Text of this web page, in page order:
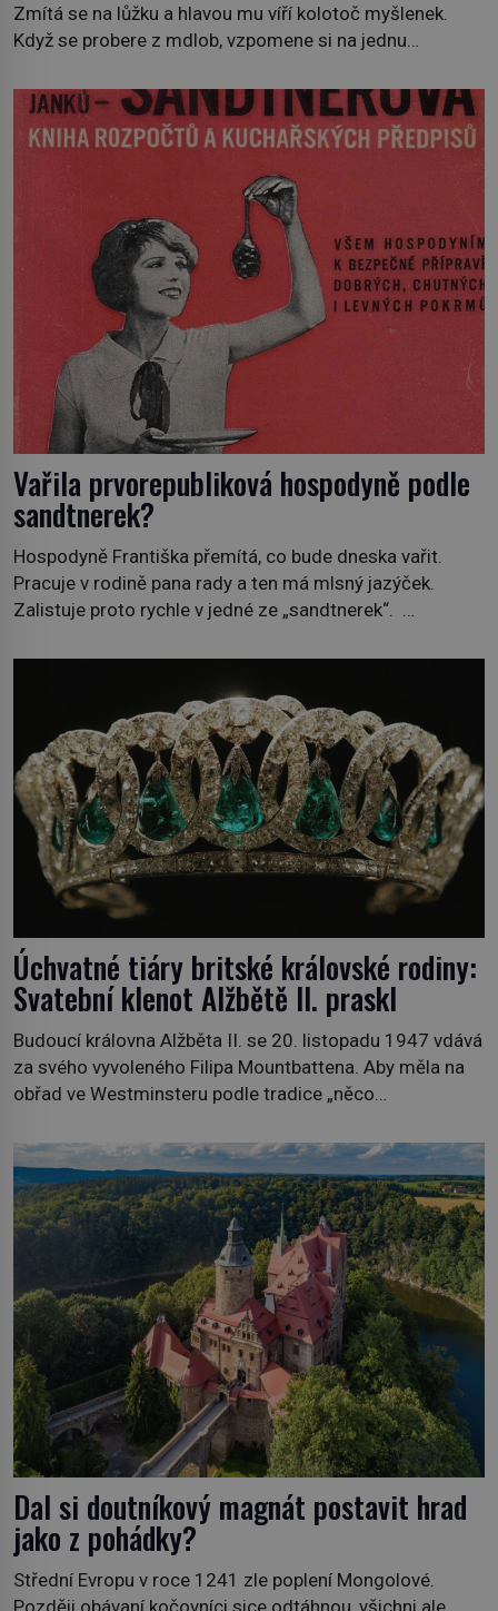
Zmítá se na lůžku a hlavou mu víří kolotoč myšlenek.
Když se probere z mdlob, vzpomene si na jednu
Prorokovala mu tragický osud. Tehdy se jí vysmál.
„Robespierre to dotáhne hodně daleko,“ prohlásil o něm
jiný významný francouzský revolucionář, Honoré de
Vařila prvorepubliková hospodyně podle
sandtnerek?
Hospodyně Františka přemítá, co bude dneska vařit.
Pracuje v rodině pana rady a ten má mlsný jazýček.
Zalistuje proto rychle v jedné ze „sandtnerek“.
povzdechne si směrem ke služce, kterou má v kuchyni k
ruce. Ještě v prvních letech nové republiky fungoval kvůli
nedostatku zboží přídělový systém. […]
Úchvatné tiáry britské královské rodiny:
Svatební klenot Alžbětě II. praskl
Budoucí královna Alžběta II. se 20. listopadu 1947 vdává
za svého vyvoleného Filipa Mountbattena. Aby měla na
obřad ve Westminsteru podle tradice „něco
soukromé kolekce – diamantovou tiáru královny Marie.
„Je to ošklivá špičatá tiára,“ zhodnotil klenot britský
politik Sir Henry Channon (1897–1958), když si […]
Dal si doutníkový magnát postavit hrad
jako z pohádky?
Střední Evropu v roce 1241 zle poplení Mongolové.